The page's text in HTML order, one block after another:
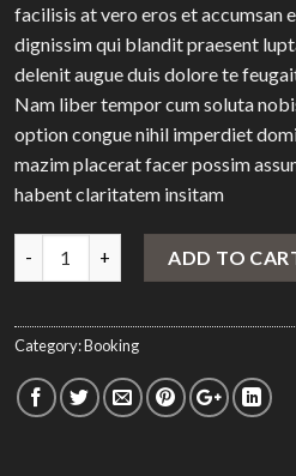
facilisis at vero eros et accumsan
dignissim qui blandit praesent
delenit augue duis dolore te
Nam liber tempor cum soluta
option congue nihil imperdiet
mazim placerat facer possim
habent claritatem insitam
ADD TO
Category:Booking